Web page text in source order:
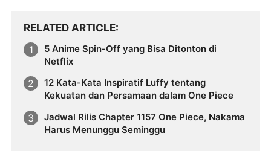
RELATED ARTICLE
5 Anime Spin-Off yang Bisa Ditonton di
Netflix
12 Kata-Kata Inspiratif Luffy tentang
Kekuatan dan Persamaan dalam One Piece
Jadwal Rilis Chapter 1157 One Piece, Nakama
Harus Menunggu Seminggu